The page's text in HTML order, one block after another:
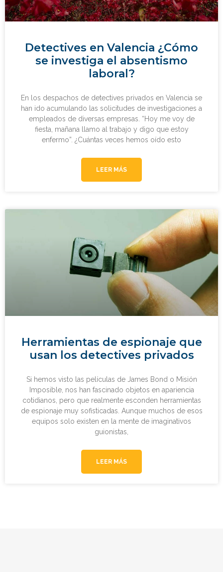
Detectives en Valencia ¿Cómo
se investiga el absentismo
laboral?
En los despachos de detectives privados en Valencia se
han ido acumulando las solicitudes de investigaciones a
empleados de diversas empresas. “Hoy me voy de
fiesta, mañana llamo al trabajo y digo que estoy
enfermo”. ¿Cuántas veces hemos oído esto
LEER MÁS
Herramientas de espionaje que
usan los detectives privados
Si hemos visto las películas de James Bond o Misión
Imposible, nos han fascinado objetos en apariencia
cotidianos, pero que realmente esconden herramientas
de espionaje muy sofisticadas. Aunque muchos de esos
equipos solo existen en la mente de imaginativos
guionistas,
LEER MÁS